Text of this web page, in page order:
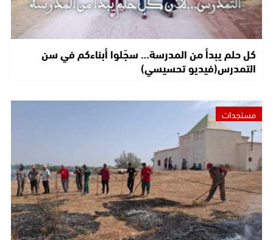
كل حلم يبدأ من المدرسة… سجّلوا أبناءكم في سن
التمدرس(فيديو تحسيسي)
مستجدات